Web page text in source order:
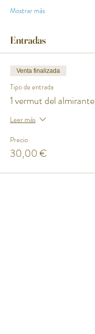
Mostrar más
Entradas
Venta finalizada
Tipo de entrada
1 vermut del almirante
Leer más
Precio
30,00 €